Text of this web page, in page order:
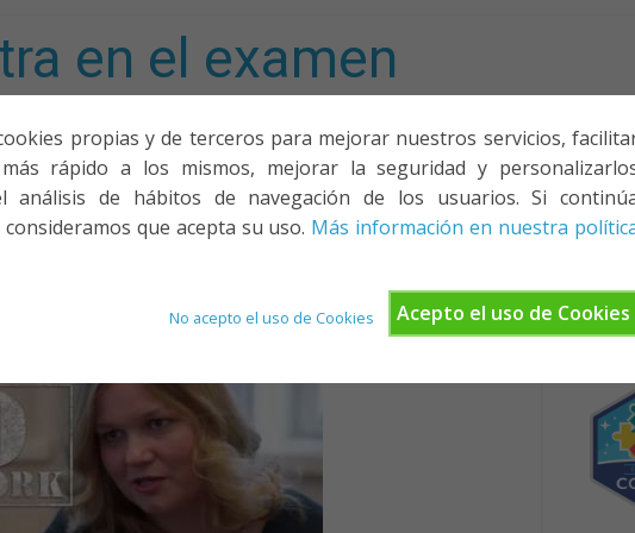
propias y de terceros para mejorar nuestros servicios,
rápido a los mismos, mejorar la seguridad y
análisis de hábitos de navegación de los usuarios. Si
que acepta su uso. Más información en nuestra
Acepto el uso de Cookies
No acepto el uso de Cookies
en el examen
PONENCIAS Y CURSOS ¿QUIÉNES SOMOS? YOUTUBE